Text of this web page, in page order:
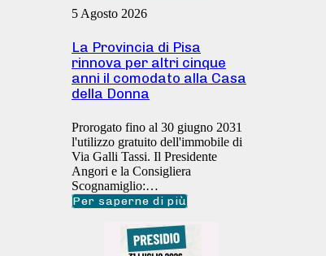
5 Agosto 2026
La Provincia di Pisa
rinnova per altri cinque
anni il comodato alla Casa
della Donna
Prorogato fino al 30 giugno 2031
l'utilizzo gratuito dell'immobile di
Via Galli Tassi. Il Presidente
Angori e la Consigliera
Scognamiglio:…
Per saperne di più